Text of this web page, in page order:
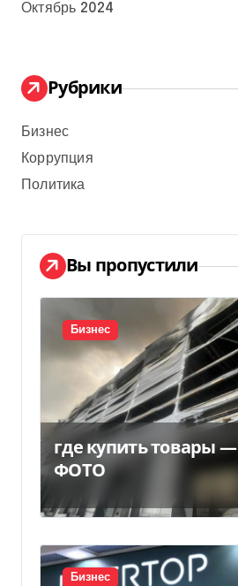
Октябрь 2024
Рубрики
Бизнес
Коррупция
Политика
Вы пропустили
Бизнес
где купить товары —
ФОТО
Бизнес